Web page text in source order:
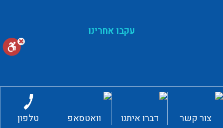
עקבו אחרינו
טלפון וואטסאפ דברו איתנו צור קשר